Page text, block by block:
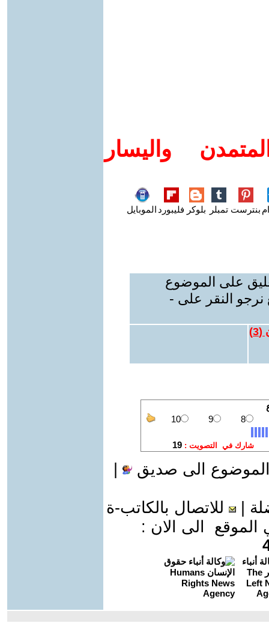
واليسار
بنترست تمبلر بلوكر فليبورد الموبايل
على الموضوع
نرجو النقر على -
(
3
)
الى صديق
للاتصال بالكاتب-ة
الى الان :